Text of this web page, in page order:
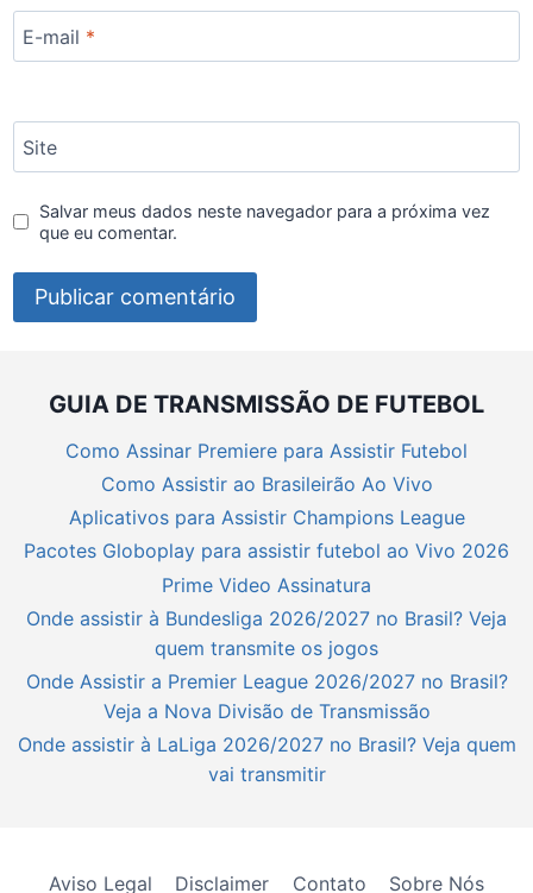
E-mail *
Site
Salvar meus dados neste navegador para a próxima vez
que eu comentar.
GUIA DE TRANSMISSÃO DE FUTEBOL
Como Assinar Premiere para Assistir Futebol
Como Assistir ao Brasileirão Ao Vivo
Aplicativos para Assistir Champions League
Pacotes Globoplay para assistir futebol ao Vivo 2026
Prime Video Assinatura
Onde assistir à Bundesliga 2026/2027 no Brasil? Veja
quem transmite os jogos
Onde Assistir a Premier League 2026/2027 no Brasil?
Veja a Nova Divisão de Transmissão
Onde assistir à LaLiga 2026/2027 no Brasil? Veja quem
vai transmitir
Aviso Legal Disclaimer Contato Sobre Nós